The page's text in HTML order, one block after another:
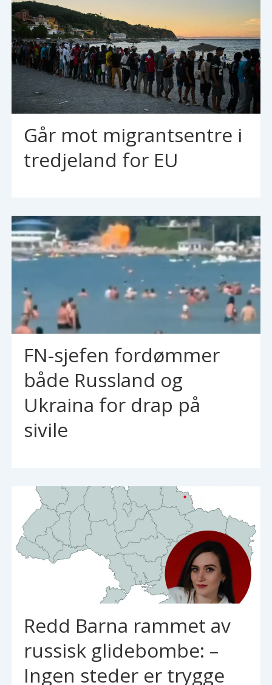
Går mot migrantsentre i
tredjeland for EU
FN-sjefen fordømmer
både Russland og
Ukraina for drap på
sivile
Redd Barna rammet av
russisk glidebombe: –
Ingen steder er trygge